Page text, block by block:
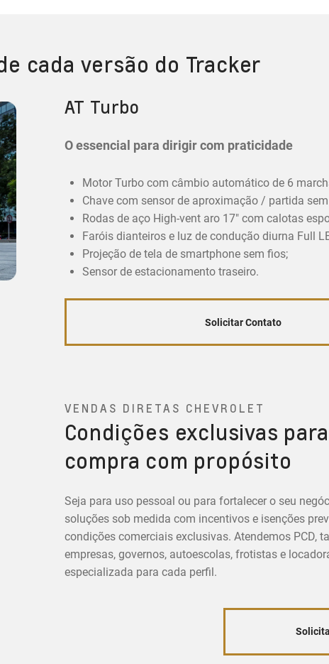
cada versão do Tracker
AT Turbo
O essencial para dirigir com praticidade
Motor Turbo com câmbio automático de 6
Chave com sensor de aproximação / partida
Rodas de aço High-vent aro 17" com calotas
Faróis dianteiros e luz de condução diurna Full
Projeção de tela de smartphone sem fios;
Sensor de estacionamento traseiro.
Solicitar Contato
VENDAS DIRETAS CHEVROLET
Condições exclusivas
compra com propósito
Seja para uso pessoal ou para fortalecer o seu
soluções sob medida com incentivos e isenções
condições comerciais exclusivas. Atendemos PCD,
empresas, governos, autoescolas, frotistas e
especializada para cada perfil.